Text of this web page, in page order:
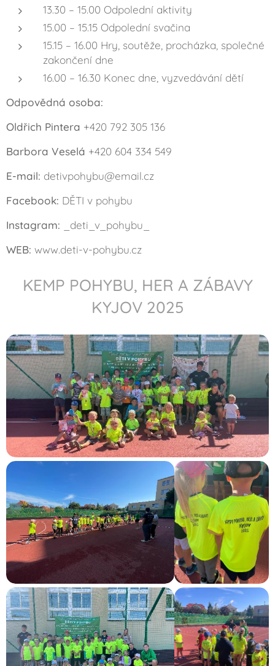
13.30 – 15.00 Odpolední aktivity
15.00 – 15.15 Odpolední svačina
15.15 – 16.00 Hry, soutěže, procházka, společné
zakončení dne
16.00 – 16.30 Konec dne, vyzvedávání dětí
Odpovědná osoba:
Oldřich Pintera +420 792 305 136
Barbora Veselá +420 604 334 549
E-mail: detivpohybu@email.cz
Facebook: DĚTI v pohybu
Instagram:
_deti_v_pohybu_
WEB: www.deti-v-pohybu.cz
KEMP POHYBU, HER A ZÁBAVY
KYJOV 2025